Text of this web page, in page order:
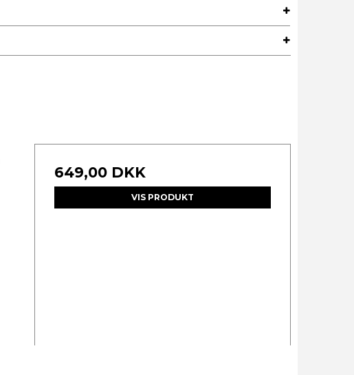
649,00 DKK
VIS PRODUKT